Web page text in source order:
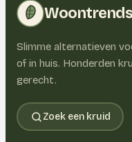
Slimme alternatieven
of in huis. Honderden
gerecht.
Zoek een kruid